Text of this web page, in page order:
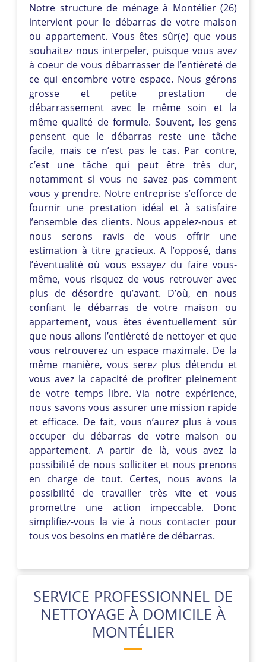
Notre structure de ménage à Montélier (26)
intervient pour le débarras de votre maison
ou appartement. Vous êtes sûr(e) que vous
souhaitez nous interpeler, puisque vous avez
à coeur de vous débarrasser de l’entièreté de
ce qui encombre votre espace. Nous gérons
grosse et petite prestation de
débarrassement avec le même soin et la
même qualité de formule. Souvent, les gens
pensent que le débarras reste une tâche
facile, mais ce n’est pas le cas. Par contre,
c’est une tâche qui peut être très dur,
notamment si vous ne savez pas comment
vous y prendre. Notre entreprise s’efforce de
fournir une prestation idéal et à satisfaire
l’ensemble des clients. Nous appelez-nous et
nous serons ravis de vous offrir une
estimation à titre gracieux. A l’opposé, dans
l’éventualité où vous essayez du faire vous-
même, vous risquez de vous retrouver avec
plus de désordre qu’avant. D’où, en nous
confiant le débarras de votre maison ou
appartement, vous êtes éventuellement sûr
que nous allons l’entièreté de nettoyer et que
vous retrouverez un espace maximale. De la
même manière, vous serez plus détendu et
vous avez la capacité de profiter pleinement
de votre temps libre. Via notre expérience,
nous savons vous assurer une mission rapide
et efficace. De fait, vous n’aurez plus à vous
occuper du débarras de votre maison ou
appartement. A partir de là, vous avez la
possibilité de nous solliciter et nous prenons
en charge de tout. Certes, nous avons la
possibilité de travailler très vite et vous
promettre une action impeccable. Donc
simplifiez-vous la vie à nous contacter pour
tous vos besoins en matière de débarras.
SERVICE PROFESSIONNEL DE
NETTOYAGE À DOMICILE À
MONTÉLIER